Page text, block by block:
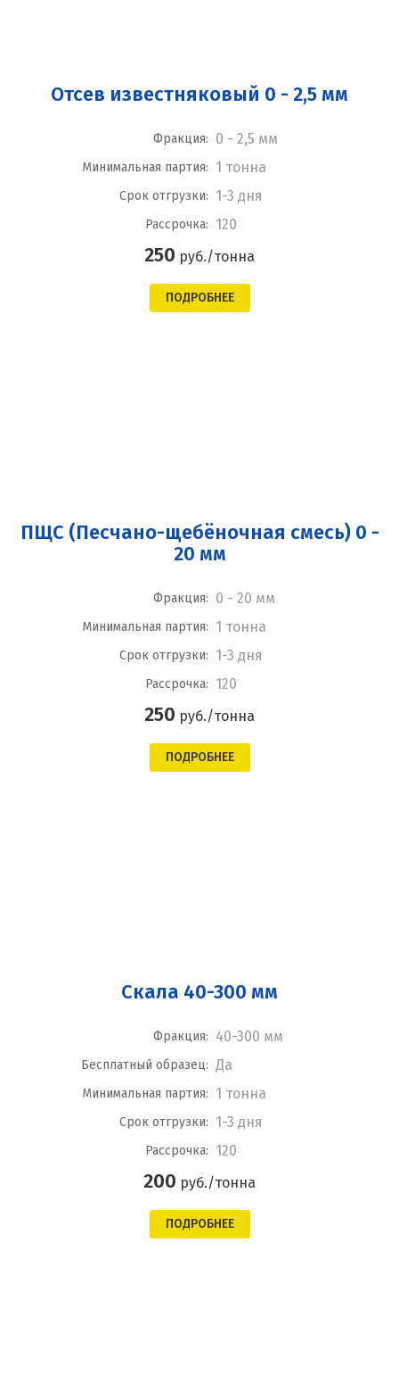
Отсев известняковый 0 - 2,5 мм
Фракция: 0 - 2,5 мм
Минимальная партия: 1 тонна
Срок отгрузки: 1-3 дня
Рассрочка: 120
250 руб./тонна
ПОДРОБНЕЕ
ПЩС (Песчано-щебёночная смесь) 0 -
20 мм
Фракция: 0 - 20 мм
Минимальная партия: 1 тонна
Срок отгрузки: 1-3 дня
Рассрочка: 120
250 руб./тонна
ПОДРОБНЕЕ
Скала 40-300 мм
Фракция: 40-300 мм
Бесплатный образец: Да
Минимальная партия: 1 тонна
Срок отгрузки: 1-3 дня
Рассрочка: 120
200 руб./тонна
ПОДРОБНЕЕ